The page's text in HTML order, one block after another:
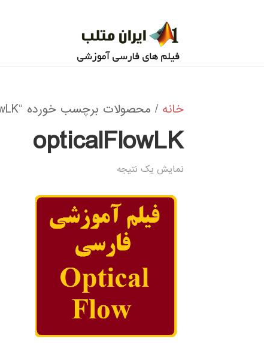
خانه / محصولات برچسب خورده “opticalFlowLK”
opticalFlowLK
نمایش یک نتیجه